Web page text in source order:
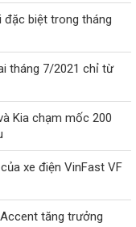
biệt trong tháng
tháng 7/2021 chỉ từ
Kia chạm mốc 200
xe điện VinFast VF
tăng trưởng